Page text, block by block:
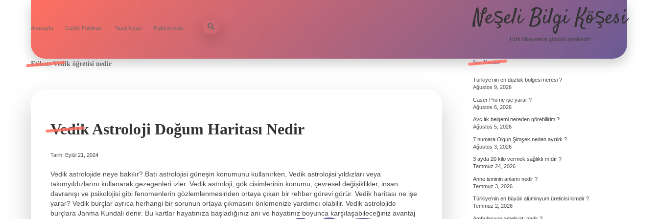
Anasayfa Gizlilik Politikası Yasal Uyarı Hakkımızda Neşeli Bilgi Köşesi
Hızlı hikayelerle gününü şenlendir!
Etiket:Vedik öğretisi nedir
Vedik Astroloji Doğum Haritası Nedir
Tarih: Eylül 21, 2024
Vedik astrolojide neye bakılır? Batı astrolojisi güneşin konumunu kullanırken, Vedik astrolojisi yıldızları veya
takımyıldızlarını kullanarak gezegenleri izler. Vedik astroloji, gök cisimlerinin konumu, çevresel değişiklikler, insan
davranışı ve psikolojisi gibi fenomenlerin gözlemlenmesinden ortaya çıkan bir rehber görevi görür. Vedik haritası ne işe
yarar? Vedik burçlar ayrıca herhangi bir sorunun ortaya çıkmasını önlemenize yardımcı olabilir. Vedik astrolojide
burçlara Janma Kundali denir. Bu kartlar hayatınıza başladığınız anı ve hayatınız boyunca karşılaşabileceğiniz avantaj
Sidebar
Son Yazılar
Türkiye’nin en düzlük bölgesi neresi ?
Ağustos 9, 2026
Caser Pro ne işe yarar ?
Ağustos 6, 2026
Avcılık belgemi nereden görebilirim ?
Ağustos 5, 2026
7 numara Olgun Şimşek neden ayrıldı ?
Ağustos 3, 2026
3 ayda 20 kilo vermek sağlıklı mıdır ?
Temmuz 24, 2026
Anne isminin anlamı nedir ?
Temmuz 3, 2026
Türkiye’nin en büyük alüminyum üreticisi kimdir ?
Temmuz 2, 2026